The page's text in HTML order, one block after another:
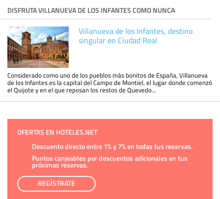
DISFRUTA VILLANUEVA DE LOS INFANTES COMO NUNCA
Villanueva de los Infantes, destino
singular en Ciudad Real
Considerado como uno de los pueblos más bonitos de España, Villanueva
de los Infantes es la capital del Campo de Montiel, el lugar donde comenzó
el Quijote y en el que reposan los restos de Quevedo...
OFERTAS EN HOTELES.NET
Descuento directo entre 1% y 7% en todas tus reservas.
Puntos canjeables por descuentos adicionales en tus
próximas reservas.
REGÍSTRATE